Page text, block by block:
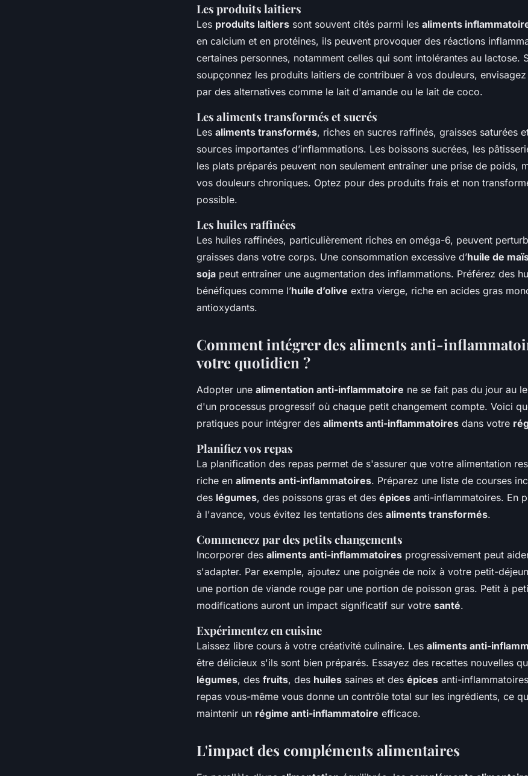
Les produits laitiers
Les produits laitiers sont souvent cités parmi les aliments
en calcium et en protéines, ils peuvent provoquer des réactions
certaines personnes, notamment celles qui sont intolérantes au lactose.
soupçonnez les produits laitiers de contribuer à vos douleurs,
par des alternatives comme le lait d'amande ou le lait de coco.
Les aliments transformés et sucrés
Les aliments transformés, riches en sucres raffinés, graisses saturées
sources importantes d’inflammations. Les boissons sucrées, les
les plats préparés peuvent non seulement entraîner une prise de poids,
vos douleurs chroniques. Optez pour des produits frais et non
possible.
Les huiles raffinées
Les huiles raffinées, particulièrement riches en oméga-6, peuvent
graisses dans votre corps. Une consommation excessive d’huile de
soja peut entraîner une augmentation des inflammations. Préférez des
bénéfiques comme l’huile d’olive extra vierge, riche en acides gras
antioxydants.
Comment intégrer des aliments anti-
votre quotidien ?
Adopter une alimentation anti-inflammatoire ne se fait pas du jour au
d'un processus progressif où chaque petit changement compte. Voici
pratiques pour intégrer des aliments anti-inflammatoires dans votre
Planifiez vos repas
La planification des repas permet de s'assurer que votre alimentation
riche en aliments anti-inflammatoires. Préparez une liste de courses
des légumes, des poissons gras et des épices anti-inflammatoires. En
à l'avance, vous évitez les tentations des aliments transformés.
Commencez par des petits changements
Incorporer des aliments anti-inflammatoires progressivement peut
s'adapter. Par exemple, ajoutez une poignée de noix à votre petit-
une portion de viande rouge par une portion de poisson gras. Petit à
modifications auront un impact significatif sur votre santé.
Expérimentez en cuisine
Laissez libre cours à votre créativité culinaire. Les aliments anti-
être délicieux s'ils sont bien préparés. Essayez des recettes nouvelles
légumes, des fruits, des huiles saines et des épices anti-
repas vous-même vous donne un contrôle total sur les ingrédients, ce
maintenir un régime anti-inflammatoire efficace.
L'impact des compléments alimentaires